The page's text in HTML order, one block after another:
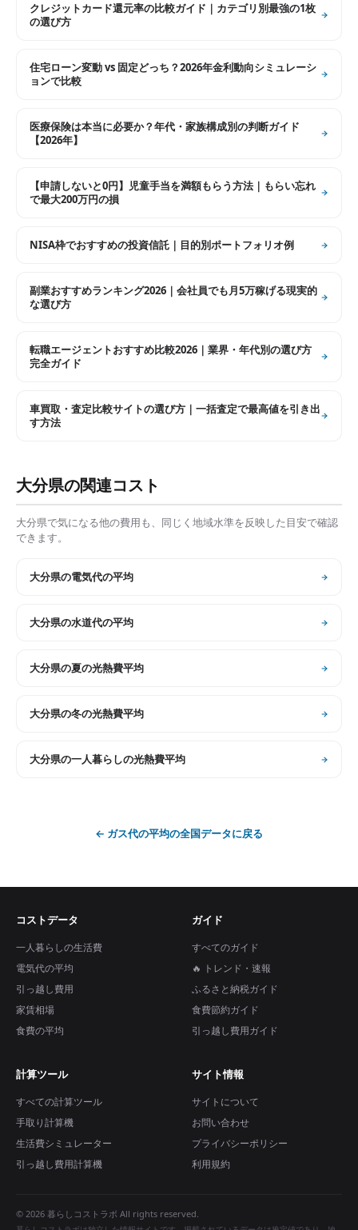
クレジットカード還元率の比較ガイド｜カテゴリ別最強の1枚
の選び方
住宅ローン変動 vs 固定どっち？2026年金利動向シミュレーシ
ョンで比較
医療保険は本当に必要か？年代・家族構成別の判断ガイド
【2026年】
【申請しないと0円】児童手当を満額もらう方法｜もらい忘れ
で最大200万円の損
NISA枠でおすすめの投資信託｜目的別ポートフォリオ例
副業おすすめランキング2026｜会社員でも月5万稼げる現実的
な選び方
転職エージェントおすすめ比較2026｜業界・年代別の選び方
完全ガイド
車買取・査定比較サイトの選び方｜一括査定で最高値を引き出
す方法
大分県の関連コスト
大分県で気になる他の費用も、同じく地域水準を反映した目安で確認
できます。
大分県の電気代の平均
大分県の水道代の平均
大分県の夏の光熱費平均
大分県の冬の光熱費平均
大分県の一人暮らしの光熱費平均
← ガス代の平均の全国データに戻る
コストデータ
一人暮らしの生活費
電気代の平均
引っ越し費用
家賃相場
食費の平均
ガイド
すべてのガイド
🔥 トレンド・速報
ふるさと納税ガイド
食費節約ガイド
引っ越し費用ガイド
計算ツール
すべての計算ツール
手取り計算機
生活費シミュレーター
引っ越し費用計算機
サイト情報
サイトについて
お問い合わせ
プライバシーポリシー
利用規約
© 2026 暮らしコストラボ All rights reserved.